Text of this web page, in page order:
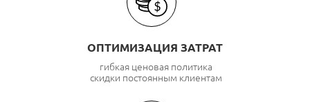
ОПТИМИЗАЦИЯ ЗАТРАТ
гибкая ценовая политика
скидки постоянным клиентам